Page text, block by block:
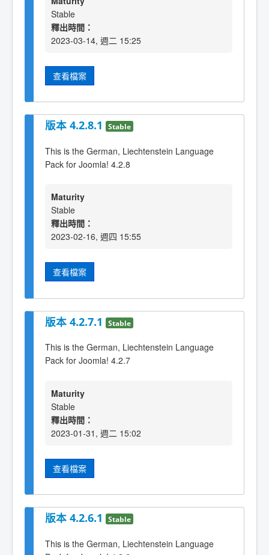
Stable
釋出時間：
2023-03-14, 週二 15:25
查看檔案
版本 4.2.8.1 Stable
This is the German, Liechtenstein Language
Pack for Joomla! 4.2.8
Maturity
Stable
釋出時間：
2023-02-16, 週四 15:55
查看檔案
版本 4.2.7.1 Stable
This is the German, Liechtenstein Language
Pack for Joomla! 4.2.7
Maturity
Stable
釋出時間：
2023-01-31, 週二 15:02
查看檔案
版本 4.2.6.1 Stable
This is the German, Liechtenstein Language